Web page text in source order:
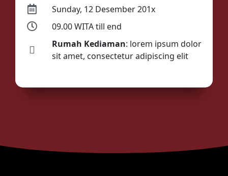
Sunday, 12 Desember 201x
09.00 WITA till end
Rumah Kediaman: lorem ipsum dolor
sit amet, consectetur adipiscing elit